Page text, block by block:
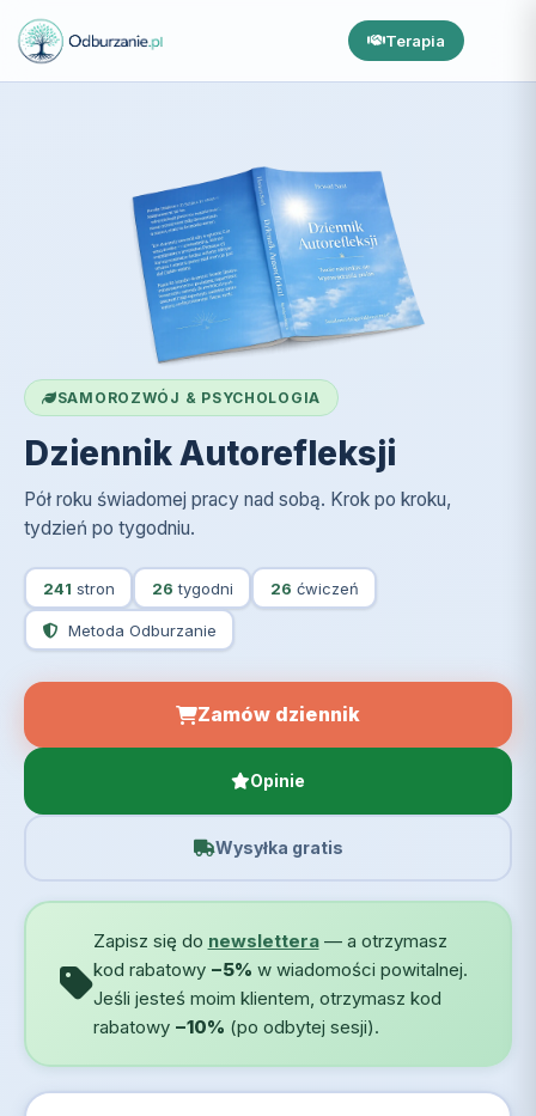
Terapia
SAMOROZWÓJ & PSYCHOLOGIA
Dziennik Autorefleksji
Pół roku świadomej pracy nad sobą. Krok po kroku,
tydzień po tygodniu.
241 stron 26 tygodni 26 ćwiczeń
Metoda Odburzanie
Zamów dziennik
Opinie
Wysyłka gratis
Zapisz się do newslettera— a otrzymasz
kod rabatowy −5% w wiadomości powitalnej.
Jeśli jesteś moim klientem, otrzymasz kod
rabatowy −10% (po odbytej sesji).